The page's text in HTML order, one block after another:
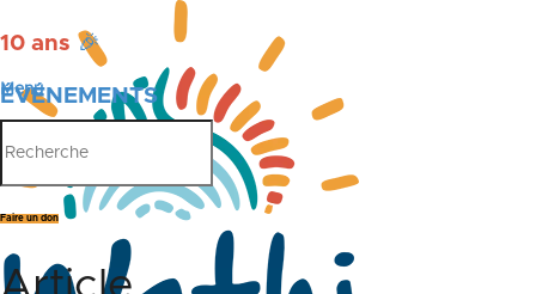
10 ans 🎉
ÉVÉNEMENTS
PUBLICATIONS
Menu
Faire un don